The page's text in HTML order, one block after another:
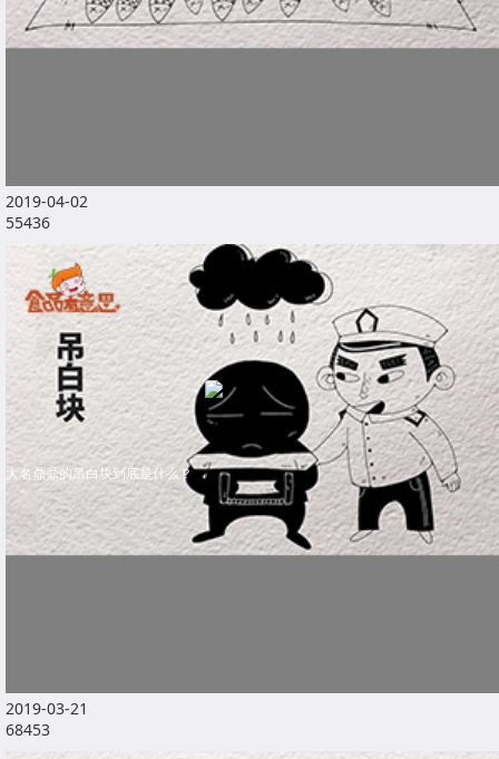
2019-04-02
55436
大名鼎鼎的吊白块到底是什么？
2019-03-21
68453